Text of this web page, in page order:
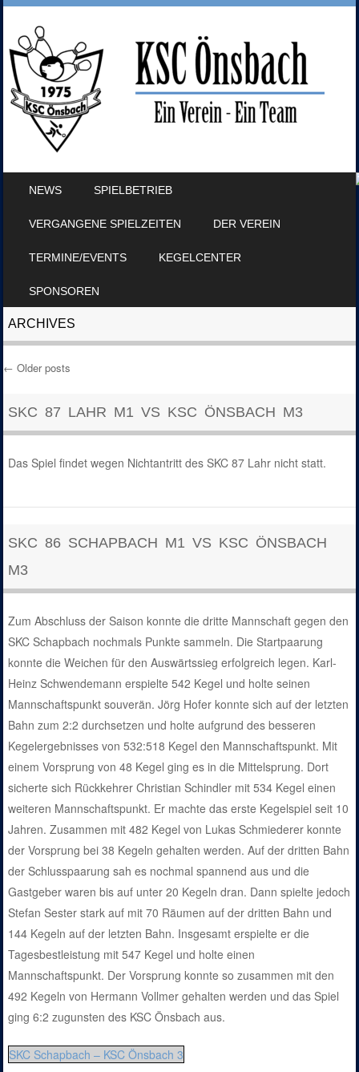
NEWS SPIELBETRIEB
VERGANGENE SPIELZEITEN DER VEREIN
TERMINE/EVENTS KEGELCENTER
SPONSOREN
ARCHIVES
← Older posts
SKC 87 LAHR M1 VS KSC ÖNSBACH M3
Das Spiel findet wegen Nichtantritt des SKC 87 Lahr nicht statt.
SKC 86 SCHAPBACH M1 VS KSC ÖNSBACH
M3
Zum Abschluss der Saison konnte die dritte Mannschaft gegen den
SKC Schapbach nochmals Punkte sammeln. Die Startpaarung
konnte die Weichen für den Auswärtssieg erfolgreich legen. Karl-
Heinz Schwendemann erspielte 542 Kegel und holte seinen
Mannschaftspunkt souverän. Jörg Hofer konnte sich auf der letzten
Bahn zum 2:2 durchsetzen und holte aufgrund des besseren
Kegelergebnisses von 532:518 Kegel den Mannschaftspunkt. Mit
einem Vorsprung von 48 Kegel ging es in die Mittelsprung. Dort
sicherte sich Rückkehrer Christian Schindler mit 534 Kegel einen
weiteren Mannschaftspunkt. Er machte das erste Kegelspiel seit 10
Jahren. Zusammen mit 482 Kegel von Lukas Schmiederer konnte
der Vorsprung bei 38 Kegeln gehalten werden. Auf der dritten Bahn
der Schlusspaarung sah es nochmal spannend aus und die
Gastgeber waren bis auf unter 20 Kegeln dran. Dann spielte jedoch
Stefan Sester stark auf mit 70 Räumen auf der dritten Bahn und
144 Kegeln auf der letzten Bahn. Insgesamt erspielte er die
Tagesbestleistung mit 547 Kegel und holte einen
Mannschaftspunkt. Der Vorsprung konnte so zusammen mit den
492 Kegeln von Hermann Vollmer gehalten werden und das Spiel
ging 6:2 zugunsten des KSC Önsbach aus.
SKC Schapbach – KSC Önsbach 3